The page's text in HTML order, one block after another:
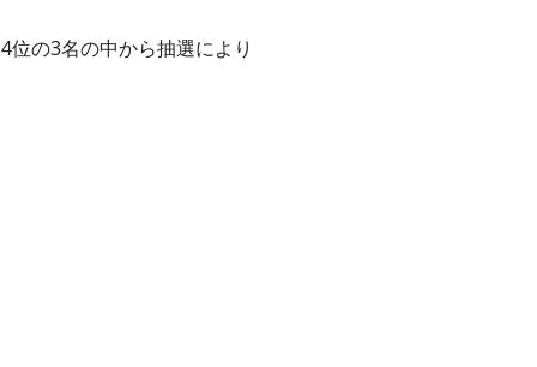
の3名の中から抽選により